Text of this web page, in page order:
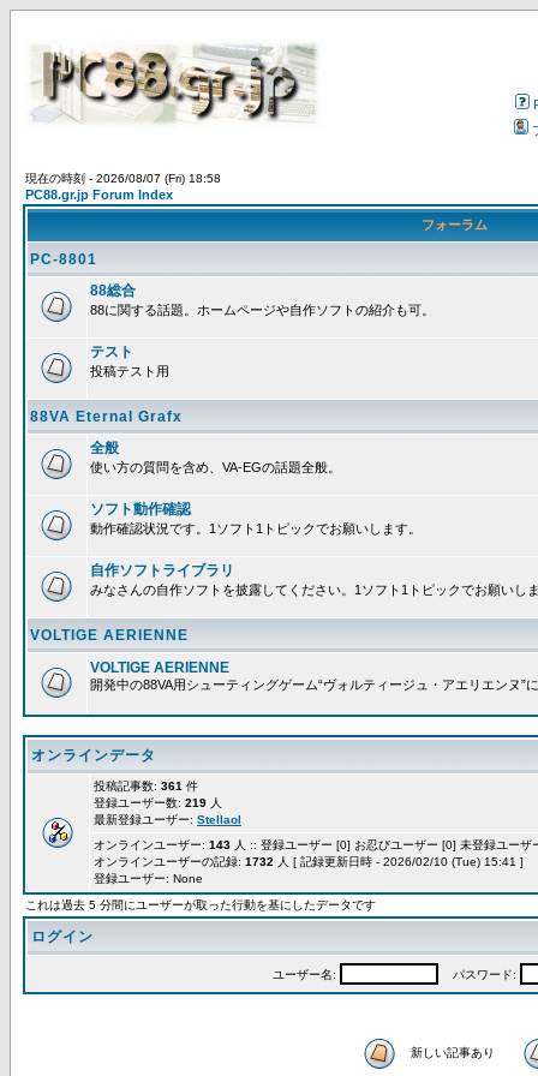
現在の時刻 - 2026/08/07 (Fri) 18:58
PC88.gr.jp Forum Index
フォーラム
PC-8801
88総合
88に関する話題。ホームページや自作ソフトの紹介も可。
テスト
投稿テスト用
88VA Eternal Grafx
全般
使い方の質問を含め、VA-EGの話題全般。
ソフト動作確認
動作確認状況です。1ソフト1トピックでお願いします。
自作ソフトライブラリ
みなさんの自作ソフトを披露してください。1ソフト1トピックでお願いし
VOLTIGE AERIENNE
VOLTIGE AERIENNE
開発中の88VA用シューティングゲーム“ヴォルティージュ・アエリエンヌ”
オンラインデータ
投稿記事数: 361 件
登録ユーザー数: 219 人
最新登録ユーザー: Stellaol
オンラインユーザー: 143 人 :: 登録ユーザー [0] お忍びユーザー [0] 未登録ユー
オンラインユーザーの記録: 1732 人 [ 記録更新日時 - 2026/02/10 (Tue) 15:41 ]
登録ユーザー: None
これは過去 5 分間にユーザーが取った行動を基にしたデータです
ログイン
ユーザー名: パスワード:
新しい記事あり